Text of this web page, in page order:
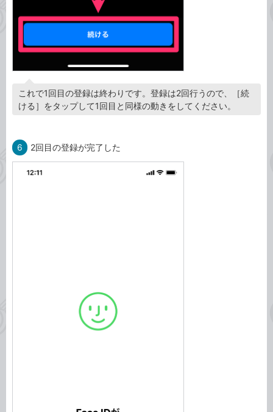
これで1回目の登録は終わりです。登録は2回行うので、［続
ける］をタップして1回目と同様の動きをしてください。
6 2回目の登録が完了した